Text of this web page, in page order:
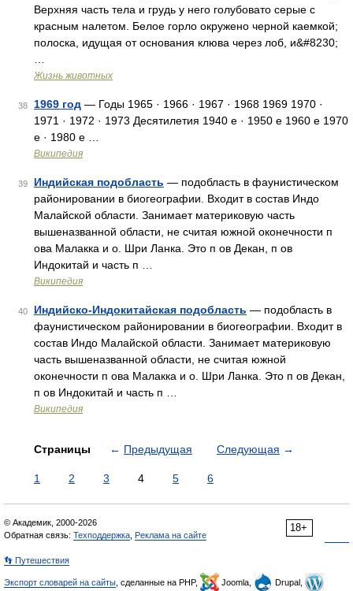
Верхняя часть тела и грудь у него голубовато серые с
красным налетом. Белое горло окружено черной каемкой;
полоска, идущая от основания клюва через лоб, и&#8230;
Жизнь животных
38 1969 год — Годы 1965 · 1966 · 1967 · 1968 1969 1970 ·
1971 · 1972 · 1973 Десятилетия 1940 е · 1950 е 1960 е 1970
е · 1980 е …
Википедия
39 Индийская подобласть — подобласть в фаунистическом
районировании в биогеографии. Входит в состав Индо
Малайской области. Занимает материковую часть
вышеназванной области, не считая южной оконечности п
ова Малакка и о. Шри Ланка. Это п ов Декан, п ов
Индокитай и часть п …
Википедия
40 Индийско-Индокитайская подобласть — подобласть в
фаунистическом районировании в биогеографии. Входит в
состав Индо Малайской области. Занимает материковую
часть вышеназванной области, не считая южной
оконечности п ова Малакка и о. Шри Ланка. Это п ов Декан,
п ов Индокитай и часть п …
Википедия
Страницы ← Предыдущая Следующая →
1 2 3 4 5 6
18+
© Академик, 2000-2026
Обратная связь: Техподдержка Реклама на сайте
👣 Путешествия
Экспорт словарей на сайты , сделанные на PHP, Joomla,
Drupal,